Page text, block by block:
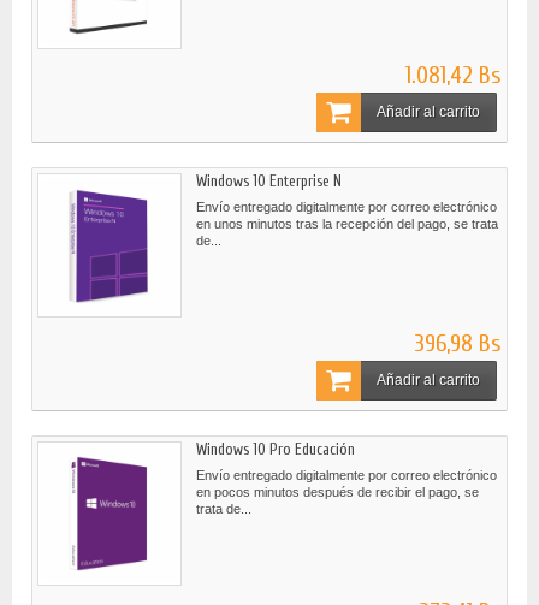
1.081,42 Bs
Añadir al carrito
Windows 10 Enterprise N
Envío entregado digitalmente por correo electrónico
en unos minutos tras la recepción del pago, se trata
de...
396,98 Bs
Añadir al carrito
Windows 10 Pro Educación
Envío entregado digitalmente por correo electrónico
en pocos minutos después de recibir el pago, se
trata de...